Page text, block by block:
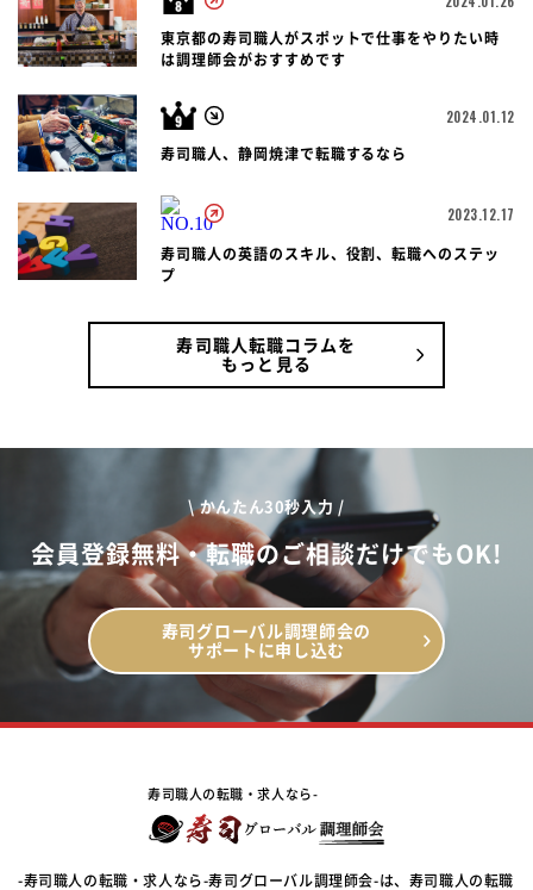
東京都の寿司職人がスポットで仕事をやりたい時
は調理師会がおすすめです
2024.01.12
寿司職人、静岡焼津で転職するなら
2023.12.17
寿司職人の英語のスキル、役割、転職へのステッ
プ
寿司職人転職コラムを
もっと見る
\ かんたん30秒入力 /
会員登録無料・転職のご相談だけでもOK!
寿司グローバル調理師会の
サポートに申し込む
寿司職人の転職・求人なら-
-寿司職人の転職・求人なら-寿司グローバル調理師会-は、寿司職人の転職